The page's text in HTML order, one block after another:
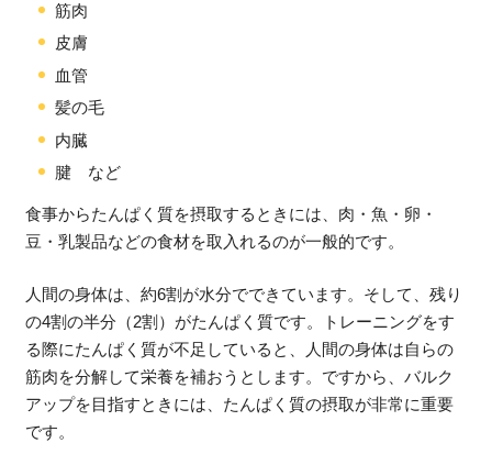
筋肉
皮膚
血管
髪の毛
内臓
腱 など
食事からたんぱく質を摂取するときには、肉・魚・卵・
豆・乳製品などの食材を取入れるのが一般的です。
人間の身体は、約6割が水分でできています。そして、残り
の4割の半分（2割）がたんぱく質です。トレーニングをす
る際にたんぱく質が不足していると、人間の身体は自らの
筋肉を分解して栄養を補おうとします。ですから、バルク
アップを目指すときには、たんぱく質の摂取が非常に重要
です。